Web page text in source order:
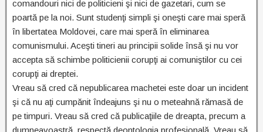
comandouri nici de politicieni şi nici de gazetari, cum se
poartă pe la noi. Sunt studenţi simpli şi oneşti care mai speră
în libertatea Moldovei, care mai speră în eliminarea
comunismului. Aceşti tineri au principii solide însă şi nu vor
accepta să schimbe politicienii corupţi ai comuniştilor cu cei
corupţi ai dreptei.
Vreau să cred că nepublicarea machetei este doar un incident
şi că nu aţi cumpănit îndeajuns şi nu o meteahnă rămasă de
pe timpuri. Vreau să cred că publicaţiile de dreapta, precum a